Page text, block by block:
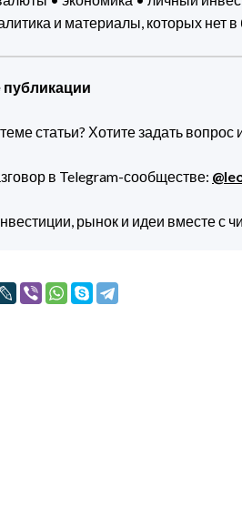
и материалы, которых нет в
статьи? Хотите задать
в Telegram-сообществе:
рынок и идеи вместе с